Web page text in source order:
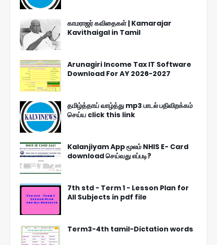
காமராஜர் கவிதைகள் | Kamarajar
Kavithaigal in Tamil
Arunagiri Income Tax IT Software
Download For AY 2026-2027
தமிழ்த்தாய் வாழ்த்து mp3 பாடல் பதிவிறக்கம்
செய்ய click this link
Kalanjiyam App மூலம் NHIS E- Card
download செய்வது எப்படி?
7th std - Term 1 - Lesson Plan for
All Subjects in pdf file
Term3-4th tamil-Dictation words